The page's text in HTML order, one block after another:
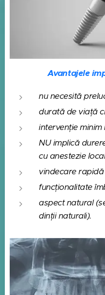
Avantajele
nu necesită
durată de viață
intervenție minim
NU implică
cu anestezie
vindecare rapidă
funcționalitate
aspect natural
dinții naturali).